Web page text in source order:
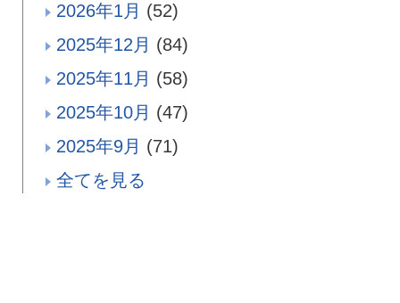
2026年1月 (52)
2025年12月 (84)
2025年11月 (58)
2025年10月 (47)
2025年9月 (71)
全てを見る